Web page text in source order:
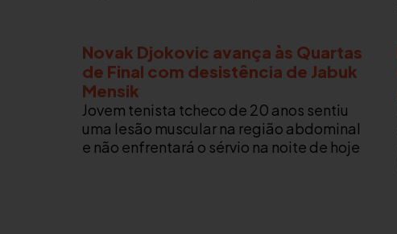
Novak Djokovic avança às Quartas
de Final com desistência de Jabuk
Mensik
Jovem tenista tcheco de 20 anos sentiu
uma lesão muscular na região abdominal
e não enfrentará o sérvio na noite de hoje